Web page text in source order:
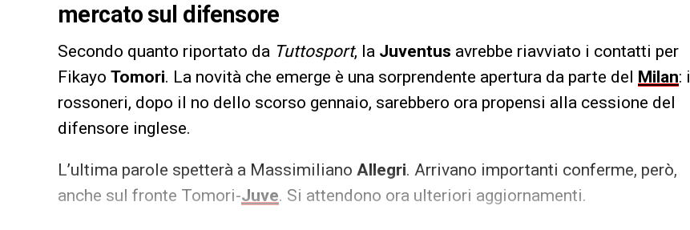
mercato sul difensore
Secondo quanto riportato da Tuttosport, la Juventus avrebbe riavviato i contatti per
Fikayo Tomori. La novità che emerge è una sorprendente apertura da parte del Milan: i
rossoneri, dopo il no dello scorso gennaio, sarebbero ora propensi alla cessione del
difensore inglese.
L’ultima parole spetterà a Massimiliano Allegri. Arrivano importanti conferme, però,
anche sul fronte Tomori-Juve. Si attendono ora ulteriori aggiornamenti.